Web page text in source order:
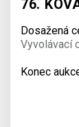
76.
Dosažená
Vyvolávací
Konec